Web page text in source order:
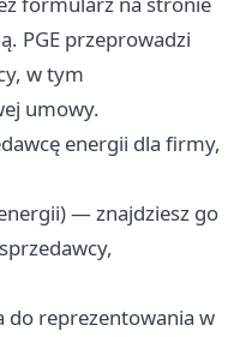
PGE przeprowadzi
w tym
umowy.
energii dla firmy,
— znajdziesz go
do reprezentowania w